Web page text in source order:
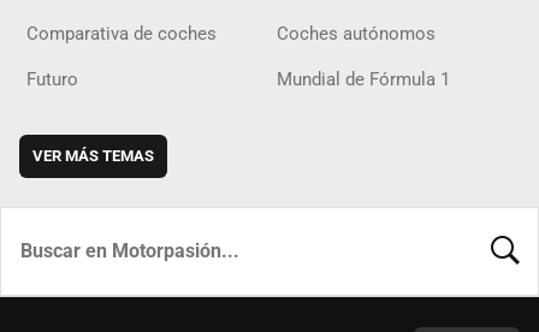
Comparativa de coches Coches autónomos
Futuro Mundial de Fórmula 1
VER MÁS TEMAS